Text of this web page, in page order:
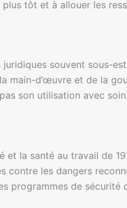
tôt et à allouer les
souvent sous-
main-d’œuvre et de la
son utilisation avec soin.
et la santé au travail de
contre les dangers
programmes de